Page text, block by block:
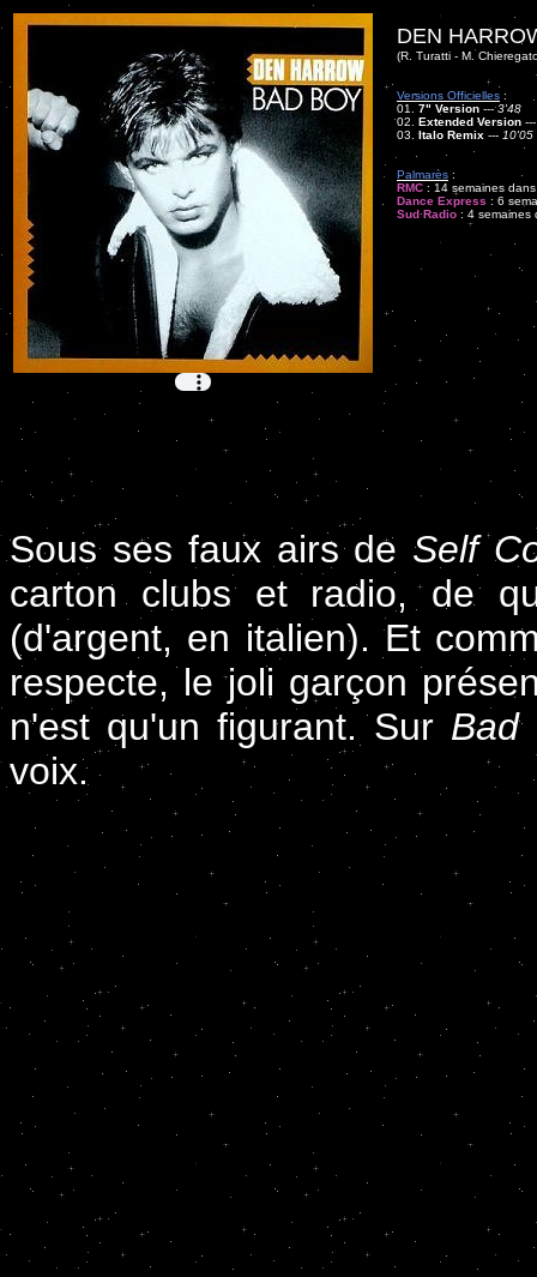
DEN
(R. Turatti - M.
Versions Officielles :
01. 7" Version ---3'48
02. Extended Version
03.Italo Remix --- 10'05
Palmarès :
RMC : 14 semaines
Dance Express : 6
Sud Radio : 4 semaines
Sous ses faux airs de Self
carton clubs et radio, de
(d'argent, en italien). Et
respecte, le joli garçon
n'est qu'un figurant. Sur Bad
voix.